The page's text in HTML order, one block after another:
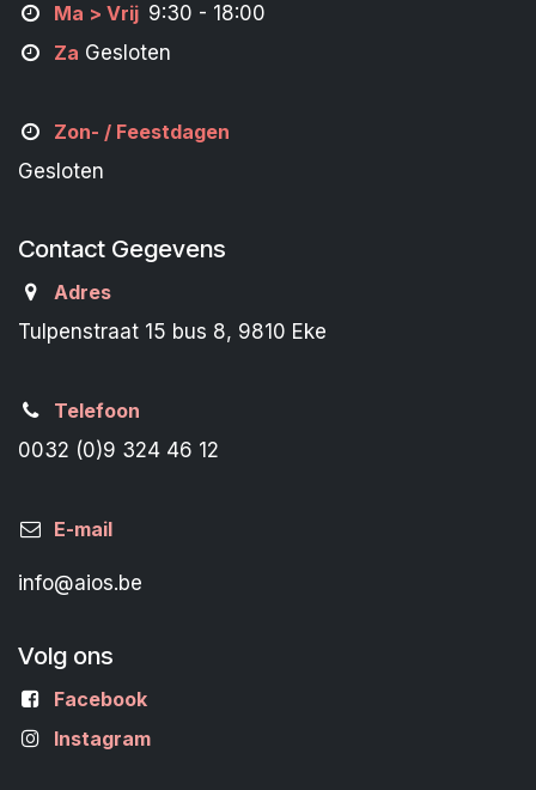
Ma > Vrij 9:30 - 18:00
Za Gesloten
Zon- / Feestdagen
Gesloten
Contact Gegevens
Adres
Tulpenstraat 15 bus 8, 9810 Eke
Telefoon
0032 (0)9 324 46 12
E-mail
info@aios.be
Volg ons
Facebook
Instagram